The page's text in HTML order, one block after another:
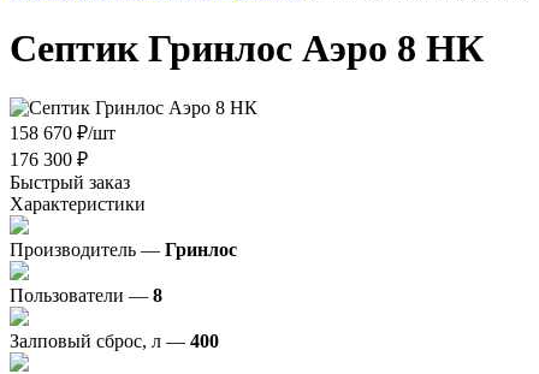
Септик Гринлос Аэро 8 НК
158 670 ₽/шт
176 300 ₽
Быстрый заказ
Характеристики
Производитель — Гринлос
Пользователи — 8
Залповый сброс, л — 400